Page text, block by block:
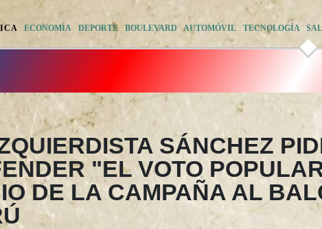
ECONOMÍA DEPORTE BOULEVARD AUTOMÓVIL TECNOLOGÍA
SÁNCHEZ
"EL VOTO
DE LA CAMPAÑA AL